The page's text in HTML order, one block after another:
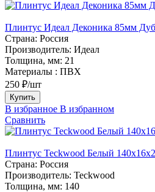
Плинтус Идеал Деконика 85мм
Страна: Россия
Производитель: Идеал
Толщина, мм: 21
Материалы : ПВХ
250 ₽/шт
Купить
В избранное В избранном
Сравнить
Плинтус Teckwood Белый
Страна: Россия
Производитель: Teckwood
Толщина, мм: 140